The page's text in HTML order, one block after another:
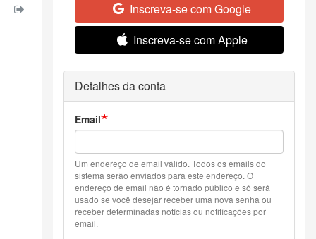
Inscreva-se com Google
Inscreva-se com Apple
Detalhes da conta
Email
Um endereço de email válido. Todos os emails do
sistema serão enviados para este endereço. O
endereço de email não é tornado público e só será
usado se você desejar receber uma nova senha ou
receber determinadas notícias ou notificações por
email.